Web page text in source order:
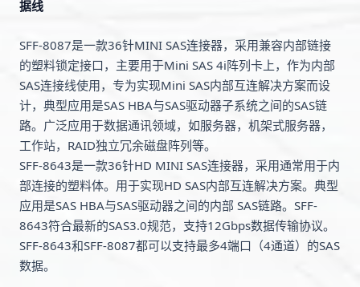
据线
SFF-8087是一款36针MINI SAS连接器，采用兼容内部链接
的塑料锁定接口，主要用于Mini SAS 4i阵列卡上，作为内部
SAS连接线使用，专为实现Mini SAS内部互连解决方案而设
计，典型应用是SAS HBA与SAS驱动器子系统之间的SAS链
路。广泛应用于数据通讯领域，如服务器，机架式服务器，
工作站，RAID独立冗余磁盘阵列等。
SFF-8643是一款36针HD MINI SAS连接器， 采用通常用于内
部连接的塑料体。用于实现HD SAS内部互连解决方案。典型
应用是SAS HBA与SAS驱动器之间的内部 SAS链路。SFF-
8643符合最新的SAS3.0规范，支持12Gbps数据传输协议。
SFF-8643和SFF-8087都可以支持最多4端口（4通道）的SAS
数据。